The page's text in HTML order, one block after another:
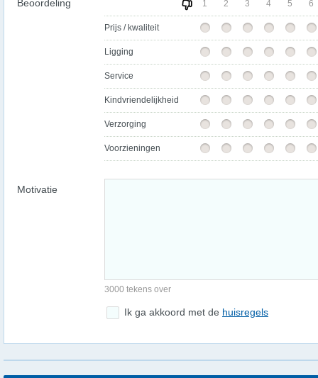
Beoordeling 1 2 3 4 5 6
Prijs / kwaliteit
Ligging
Service
Kindvriendelijkheid
Verzorging
Voorzieningen
Motivatie
3000 tekens over
Ik ga akkoord met de huisregels